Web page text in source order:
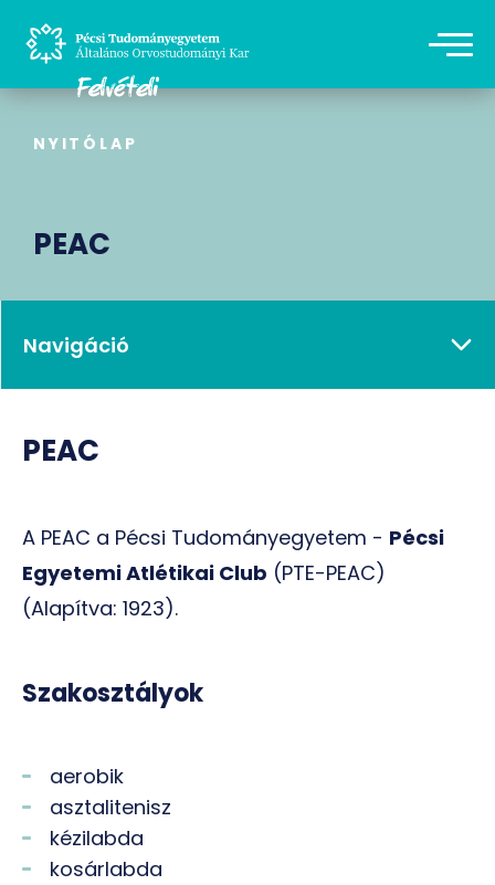
NYITÓLAP
PEAC
PEAC
A PEAC a Pécsi Tudományegyetem - Pécsi
Egyetemi Atlétikai Club (PTE-PEAC)
(Alapítva: 1923).
Szakosztályok
aerobik
asztalitenisz
kézilabda
kosárlabda
Navigáció